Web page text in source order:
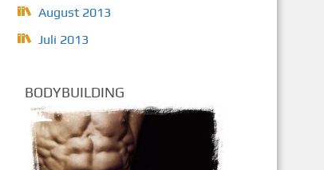
August 2013
Juli 2013
BODYBUILDING